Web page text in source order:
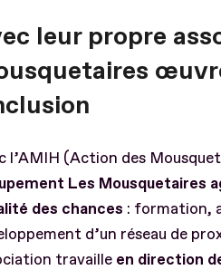
leur propre
l’AMIH (Action des
Les Mousquetaires
des chances : formation,
d’un réseau de
travaille en direction